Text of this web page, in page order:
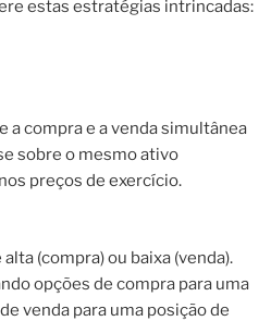
estas estratégias intrincadas:
a compra e a venda simultânea
sobre o mesmo ativo
preços de exercício.
(compra) ou baixa (venda).
opções de compra para uma
venda para uma posição de